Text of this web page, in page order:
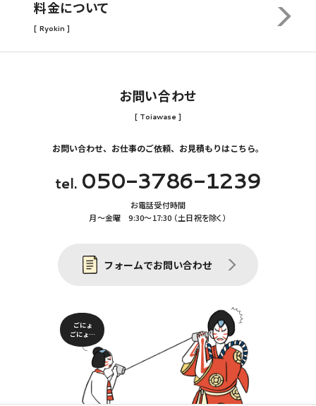
料金について
[ Ryokin ]
お問い合わせ
[ Toiawase ]
お問い合わせ、お仕事のご依頼、お見積もりはこちら。
tel. 050-3786-1239
お電話受付時間
月〜金曜 9:30〜17:30 （土日祝を除く）
フォームでお問い合わせ
ごにょ
ごにょ…